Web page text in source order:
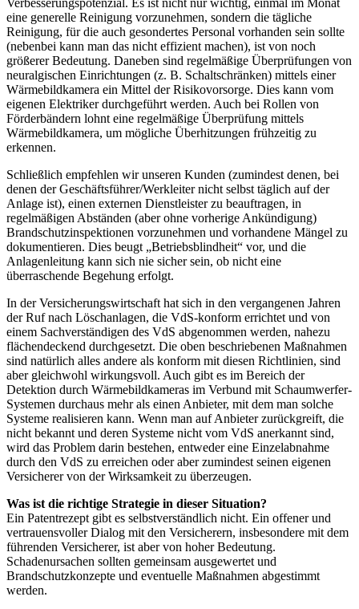
eine generelle Reinigung vorzunehmen, sondern die tägliche
Reinigung, für die auch gesondertes Personal vorhanden sein sollte
(nebenbei kann man das nicht effizient machen), ist von noch
größerer Bedeutung. Daneben sind regelmäßige Überprüfungen von
neuralgischen Einrichtungen (z. B. Schaltschränken) mittels einer
Wärmebildkamera ein Mittel der Risikovorsorge. Dies kann vom
eigenen Elektriker durchgeführt werden. Auch bei Rollen von
Förderbändern lohnt eine regelmäßige Überprüfung mittels
Wärmebildkamera, um mögliche Überhitzungen frühzeitig zu
erkennen.
Schließlich empfehlen wir unseren Kunden (zumindest denen, bei
denen der Geschäftsführer/Werkleiter nicht selbst täglich auf der
Anlage ist), einen externen Dienstleister zu beauftragen, in
regelmäßigen Abständen (aber ohne vorherige Ankündigung)
Brandschutzinspektionen vorzunehmen und vorhandene Mängel zu
dokumentieren. Dies beugt „Betriebsblindheit“ vor, und die
Anlagenleitung kann sich nie sicher sein, ob nicht eine
überraschende Begehung erfolgt.
In der Versicherungswirtschaft hat sich in den vergangenen Jahren
der Ruf nach Löschanlagen, die VdS-konform errichtet und von
einem Sachverständigen des VdS abgenommen werden, nahezu
flächendeckend durchgesetzt. Die oben beschriebenen Maßnahmen
sind natürlich alles andere als konform mit diesen Richtlinien, sind
aber gleichwohl wirkungsvoll. Auch gibt es im Bereich der
Detektion durch Wärmebildkameras im Verbund mit Schaumwerfer-
Systemen durchaus mehr als einen Anbieter, mit dem man solche
Systeme realisieren kann. Wenn man auf Anbieter zurückgreift, die
nicht bekannt und deren Systeme nicht vom VdS anerkannt sind,
wird das Problem darin bestehen, entweder eine Einzelabnahme
durch den VdS zu erreichen oder aber zumindest seinen eigenen
Versicherer von der Wirksamkeit zu überzeugen.
Was ist die richtige Strategie in dieser Situation?
Ein Patentrezept gibt es selbstverständlich nicht. Ein offener und
vertrauensvoller Dialog mit den Versicherern, insbesondere mit dem
führenden Versicherer, ist aber von hoher Bedeutung.
Schadenursachen sollten gemeinsam ausgewertet und
Brandschutzkonzepte und eventuelle Maßnahmen abgestimmt
werden.